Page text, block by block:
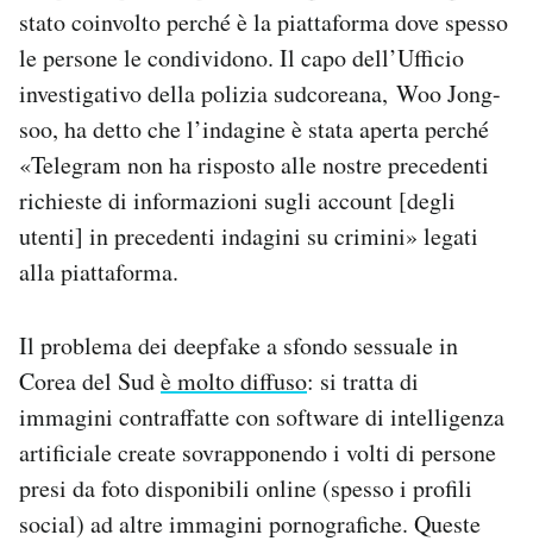
Hai bisogno di aiuto?
Esci
stato coinvolto perché è la piattaforma dove spesso
le persone le condividono. Il capo dell’Ufficio
investigativo della polizia sudcoreana, Woo Jong-
soo, ha detto che l’indagine è stata aperta perché
«Telegram non ha risposto alle nostre precedenti
richieste di informazioni sugli account [degli
utenti] in precedenti indagini su crimini» legati
alla piattaforma.
Il problema dei deepfake a sfondo sessuale in
Corea del Sudè molto diffuso: si tratta di
immagini contraffatte con software di intelligenza
artificiale create sovrapponendo i volti di persone
presi da foto disponibili online (spesso i profili
social) ad altre immagini pornografiche. Queste